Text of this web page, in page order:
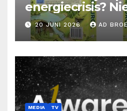
energiecrisis?
Ad Broere
20 JUNI 2026 AD
MEDIA TV